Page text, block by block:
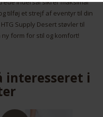
Markedsføring
indersål sikrer maksimal
tilføj et strejf af eventyr til din
Supply Desert støvler til
form for stil og komfort!
interesseret i